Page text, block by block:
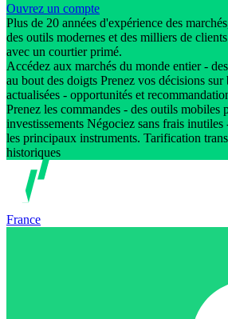
Ouvrez un compte
Plus de 20 années d'expérience des
des outils modernes et des milliers de
avec un courtier primé.
Accédez aux marchés du monde entier -
au bout des doigts Prenez vos décisions sur
actualisées - opportunités et
Prenez les commandes - des outils mobiles
investissements Négociez sans frais
les principaux instruments. Tarification
historiques
France